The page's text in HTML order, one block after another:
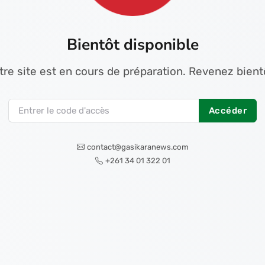
Bientôt disponible
site est en cours de préparation. Revenez
Accéder
contact@gasikaranews.com
+261 34 01 322 01